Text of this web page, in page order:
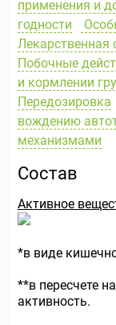
применения и
годности
Лекарственная
Побочные
и кормлении
Передозировка
вождению
механизмами
Состав
Активное
*в виде
**в пересчете
активность.